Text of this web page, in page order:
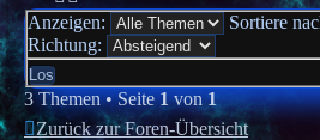
Anzeigen:
Sortiere
Richtung:
3 Themen • Seite1von1
Zurück zur Foren-Übersicht